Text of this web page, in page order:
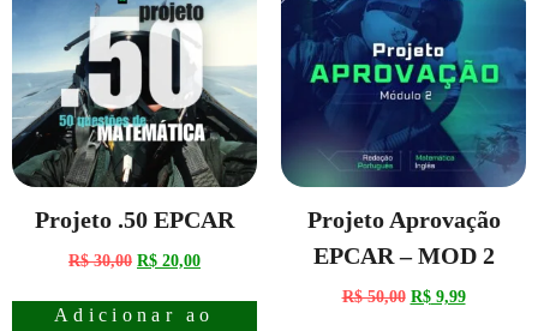
Projeto .50 EPCAR
R$30,00 R$ 20,00
Adicionar ao
Projeto Aprovação
EPCAR – MOD 2
R$50,00 R$9,99